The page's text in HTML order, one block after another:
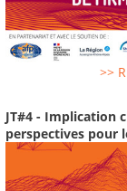
>>
JT#4 - Implication
perspectives pour